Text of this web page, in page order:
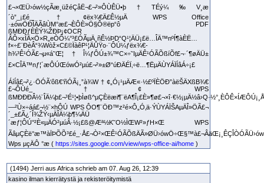
£¬×ŒÜ›ów½çÃæ¸üžéÇåË¬£¬²»ÔÙÊÜ•þ†TÉý¼‰V¸æ
´ò”_¡£é_†¢ëx¾€Ä£Ê½µÄ WPS Office
·±ówÖÐÎÄÃâÙM°æ£¬ÈÔÈ»Ö§Ô®ëp“ô PDF
ßMÐÐƒÈÈÝ¾ŽÐÞ¡¢OCR
ÂÔ×xÎÄ×Ö×R„eÒÔ¼°³£ÓÃµÄ¸ñÊ½ÞD“Q¹¦ÄÜ¡£ë…ÎÄ™nºÍ¶àÈË…
f×÷£¨ÐèÂ“¾Wòž×C£©ÏàêP¹¦ÄÜŸo·¨ÔÚ¼ƒëx¾€­
h¾³Ê¹ÓÃ£¬µ«á˜Œ¦†Î¼ƒÔÚ±¾™C×÷˜IµÄÊ¹ÓÃÕßíÕf£¬·´¶øÄÜ±
£×CÎÄ™nƒ¦´æÔÚŒówÓ²µú£¬²»±Ø“úÐÄÉÏ‚÷ë…¶ËµÄÙYÁÏÍâÁ÷¡£
ÁíÍâ£¬²¿·ÖÓÃ‘ôß€’ñÓÃ¡¸”à¾W†¢„Ó¡¹µÄÆ«·½£ºÏÈÖÐ”àëŠÄXßB¾€
£¬ÔÙé_†¢ WPS
—²Ù×÷áá£¬½¨×hÔÚ WPS ÔO¶¨ÖÐ™z²é×Ô„Ó‚ä·ÝÙYÁÏŠAµÄÎ»ÖÃ£¬
´_±£Ã¿´Î¾ŽÝ‹µÄÎÄ¼þ¶¼ÄÜ
´æƒ¦ÔÚ°²È«µÄÓ²µúÂ·½¡£ß@Æª½K˜O½ÌŒW²»ƒH×Œ WPS
Wps µçÄÔ °æ ( https://sites.google.com/view/wps-office-ai/home )
(1494) Jerri aus Africa schrieb am 07. Aug 26, 12:39
kasino ilman kierrätystä ja rekisteröitymistä